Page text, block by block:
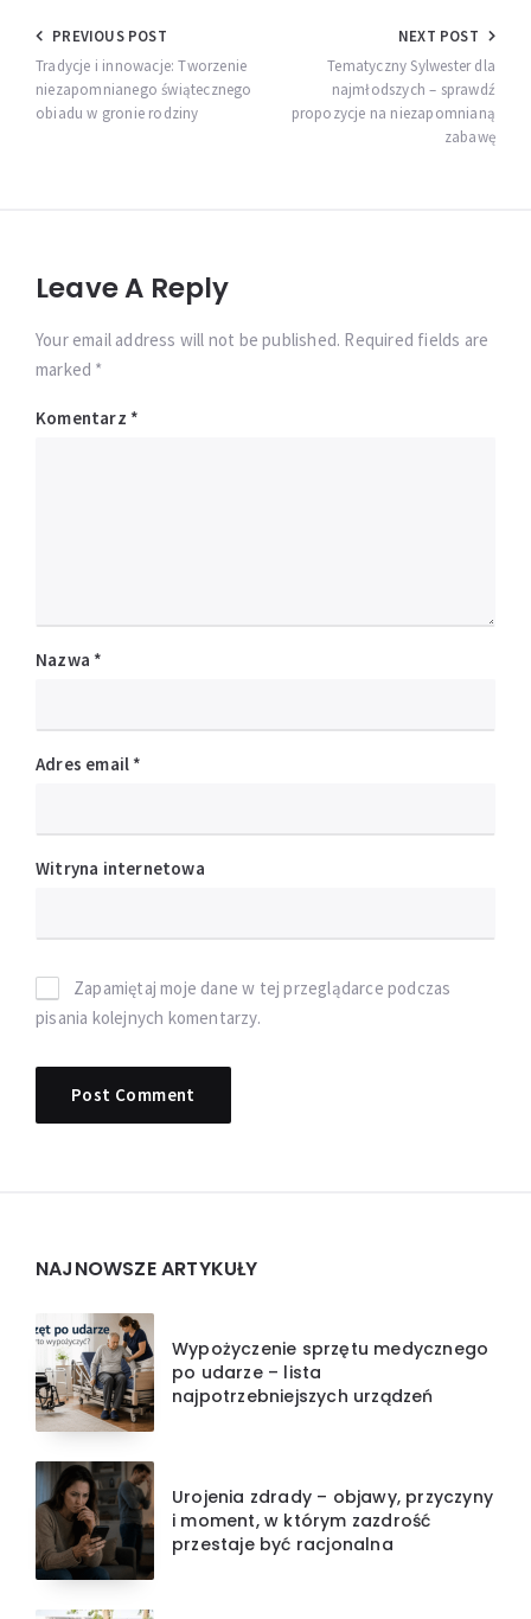
Nawigacja
wpisu
PREVIOUS POST
Tradycje i innowacje: Tworzenie
niezapomnianego świątecznego
obiadu w gronie rodziny
NEXT POST
Tematyczny Sylwester dla
najmłodszych – sprawdź
propozycje na niezapomnianą
zabawę
Leave A Reply
Your email address will not be published. Required fields are
marked *
Komentarz *
Nazwa *
Adres email *
Witryna internetowa
Zapamiętaj moje dane w tej przeglądarce podczas
pisania kolejnych komentarzy.
Widgets
NAJNOWSZE ARTYKUŁY
Wypożyczenie sprzętu medycznego
po udarze – lista
najpotrzebniejszych urządzeń
Urojenia zdrady – objawy, przyczyny
i moment, w którym zazdrość
przestaje być racjonalna